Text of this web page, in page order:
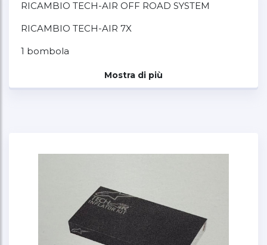
RICAMBIO TECH-AIR OFF ROAD SYSTEM
RICAMBIO TECH-AIR 7X
1 bombola
Mostra di più